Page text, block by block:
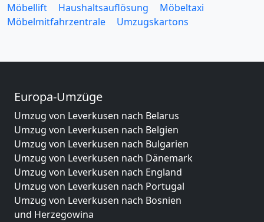
Möbellift
Haushaltsauflösung
Möbeltaxi
Möbelmitfahrzentrale
Umzugskartons
Europa-Umzüge
Umzug von Leverkusen nach Belarus
Umzug von Leverkusen nach Belgien
Umzug von Leverkusen nach Bulgarien
Umzug von Leverkusen nach Dänemark
Umzug von Leverkusen nach England
Umzug von Leverkusen nach Portugal
Umzug von Leverkusen nach Bosnien
und Herzegowina